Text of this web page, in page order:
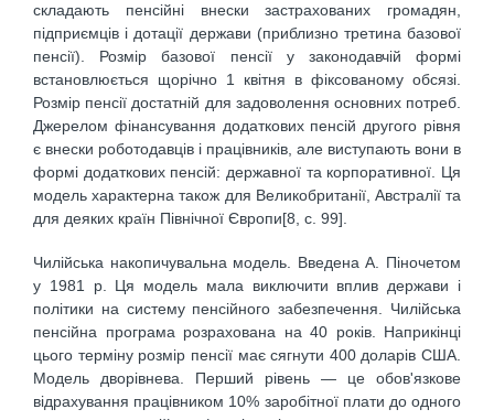
складають пенсійні внески застрахованих громадян,
підприємців і дотації держави (приблизно третина базової
пенсії). Розмір базової пенсії у законодавчій формі
встановлюється щорічно 1 квітня в фіксованому обсязі.
Розмір пенсії достатній для задоволення основних потреб.
Джерелом фінансування додаткових пенсій другого рівня
є внески роботодавців і працівників, але виступають вони в
формі додаткових пенсій: державної та корпоративної. Ця
модель характерна також для Великобританії, Австралії та
для деяких країн Північної Європи[8, с. 99].
Чилійська накопичувальна модель. Введена А. Піночетом
у 1981 р. Ця модель мала виключити вплив держави і
політики на систему пенсійного забезпечення. Чилійська
пенсійна програма розрахована на 40 років. Наприкінці
цього терміну розмір пенсії має сягнути 400 доларів США.
Модель дворівнева. Перший рівень — це обов'язкове
відрахування працівником 10% заробітної плати до одного